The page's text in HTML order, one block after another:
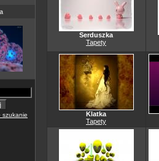
szukanie
Serduszka
Tapety
Klatka
Tapety